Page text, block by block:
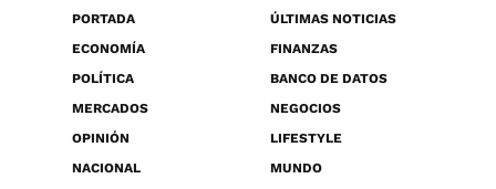
PORTADA
ÚLTIMAS NOTICIAS
ECONOMÍA
FINANZAS
POLÍTICA
BANCO DE DATOS
MERCADOS
NEGOCIOS
OPINIÓN
LIFESTYLE
NACIONAL
MUNDO